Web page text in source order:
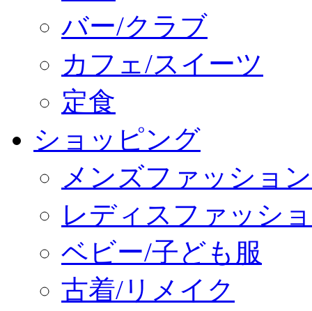
バー/クラブ
カフェ/スイーツ
定食
ショッピング
メンズファッション
レディスファッシ
ベビー/子ども服
古着/リメイク